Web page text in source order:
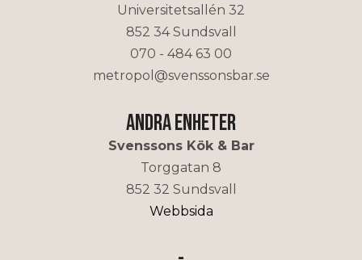
Universitetsallén 32
852 34 Sundsvall
070 - 484 63 00
metropol@svenssonsbar.se
Andra enheter
Svenssons Kök & Bar
Torggatan 8
852 32 Sundsvall
Webbsida